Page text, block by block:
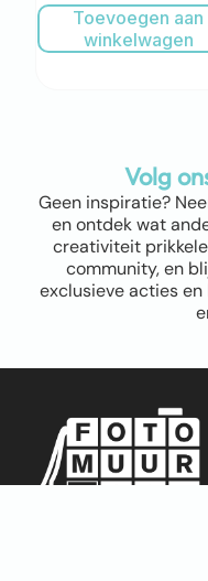
Toevoegen aan
winkelwagen
Volg
Geen inspiratie?
en ontdek wat
creativiteit
community, en
exclusieve acties en